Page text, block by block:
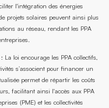
l'intégration des énergies
projets solaires peuvent ainsi plus
au réseau, rendant les PPA
: La loi encourage les PPA collectifs,
s’associent pour financer un
permet de répartir les coûts
facilitant ainsi l'accès aux PPA
(PME) et les collectivités